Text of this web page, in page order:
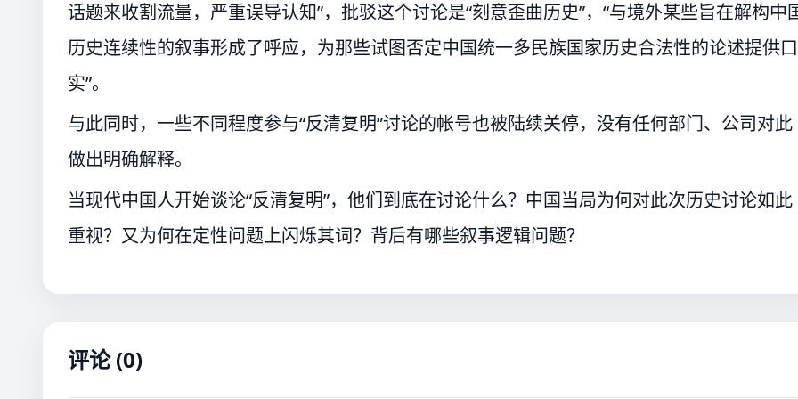
话题来收割流量，严重误导认知”，批驳这个讨论是“刻意歪曲历史”，“与境外某些旨在解构中
历史连续性的叙事形成了呼应，为那些试图否定中国统一多民族国家历史合法性的论述提供口
实”。
与此同时，一些不同程度参与“反清复明”讨论的帐号也被陆续关停，没有任何部门、公司对此
做出明确解释。
当现代中国人开始谈论“反清复明”，他们到底在讨论什么？中国当局为何对此次历史讨论如此
重视？又为何在定性问题上闪烁其词？背后有哪些叙事逻辑问题？
评论 (0)